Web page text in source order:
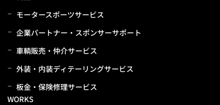
モータースポーツサービス
企業パートナー・スポンサーサポート
⾞輌販売・仲介サービス
外装・内装ディテーリングサービス
板⾦・保険修理サービス
WORKS